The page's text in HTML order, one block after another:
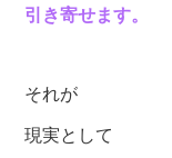
引き寄せます。
それが
現実として